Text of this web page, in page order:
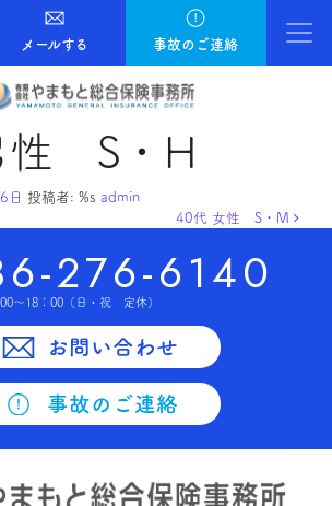
メールする 事故のご連絡
性 S・H
日 投稿者: %s admin
ゲーション40代 女性 S・M
276-6140
～18：00（日・祝 定休）
お問い合わせ
事故のご連絡